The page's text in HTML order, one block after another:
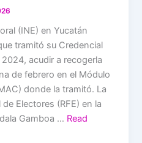
(INE) en Yucatán
tramitó su Credencial
acudir a recogerla
de febrero en el Módulo
donde la tramitó. La
Electores (RFE) en la
Gamboa … Read